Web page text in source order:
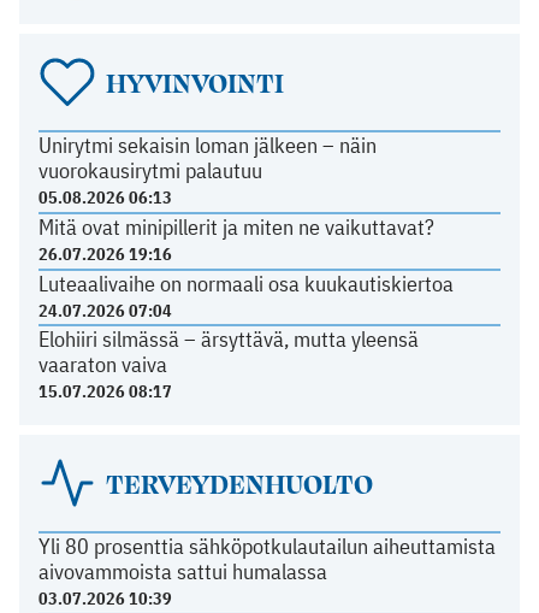
HYVINVOINTI
Unirytmi sekaisin loman jälkeen – näin
vuorokausirytmi palautuu
05.08.2026 06:13
Mitä ovat minipillerit ja miten ne vaikuttavat?
26.07.2026 19:16
Luteaalivaihe on normaali osa kuukautiskiertoa
24.07.2026 07:04
Elohiiri silmässä – ärsyttävä, mutta yleensä
vaaraton vaiva
15.07.2026 08:17
TERVEYDENHUOLTO
Yli 80 prosenttia sähköpotkulautailun aiheuttamista
aivovammoista sattui humalassa
03.07.2026 10:39